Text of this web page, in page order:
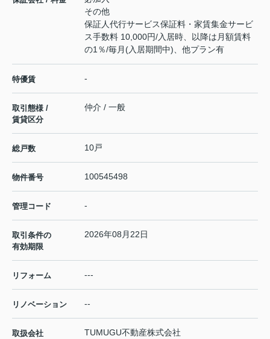
その他
保証人代行サービス保証料・家賃集金サービ
ス手数料 10,000円/入居時、以降は月額賃料
の1％/毎月(入居期間中)、他プラン有
特優賃 -
取引態様 /
賃貸区分
仲介 / 一般
総戸数 10戸
物件番号 100545498
管理コード -
取引条件の
有効期限
2026年08月22日
リフォーム ---
リノベーション --
取扱会社
TUMUGU不動産株式会社